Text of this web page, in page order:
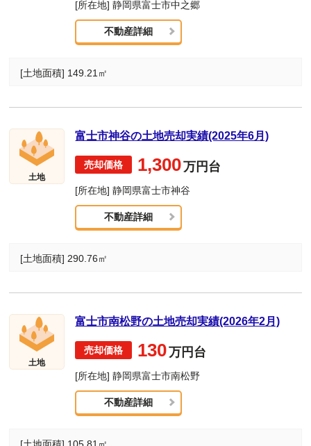
[所在地] 静岡県富士市中之郷
不動産詳細
[土地面積] 149.21㎡
土地
富士市神谷の土地売却実績(2025年6月)
1,300万円台
[所在地] 静岡県富士市神谷
不動産詳細
[土地面積] 290.76㎡
土地
富士市南松野の土地売却実績(2026年2月)
130万円台
[所在地] 静岡県富士市南松野
不動産詳細